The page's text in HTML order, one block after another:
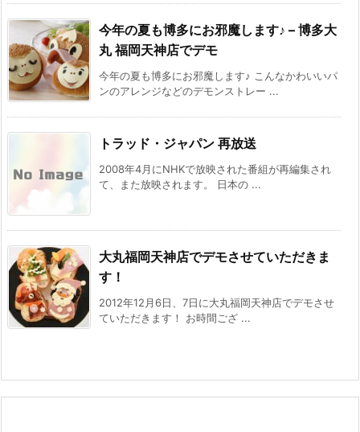
今年の夏も博多にお邪魔します♪ – 博多大
丸 福岡天神店でデモ
今年の夏も博多にお邪魔します♪ こんなかわいいパ
ンのアレンジなどのデモンストレー ...
トラッド・ジャパン 再放送
2008年4月にNHKで放映された番組が再編集され
て、また放映されます。 日本の ...
大丸福岡天神店でデモさせていただきま
す！
2012年12月6日、7日に大丸福岡天神店でデモさせ
ていただきます！ お時間ござ ...